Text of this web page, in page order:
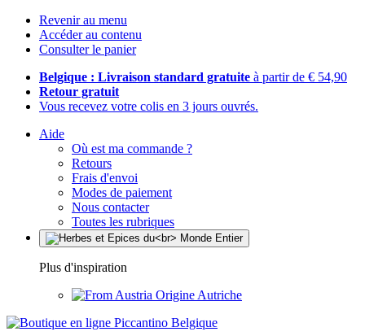
Revenir au menu
Accéder au contenu
Consulter le panier
Belgique : Livraison standard gratuite à partir de € 54,90
Retour gratuit
Vous recevez votre colis en 3 jours ouvrés.
Aide
Où est ma commande ?
Retours
Frais d'envoi
Modes de paiement
Nous contacter
Toutes les rubriques
Plus d'inspiration
Origine Autriche